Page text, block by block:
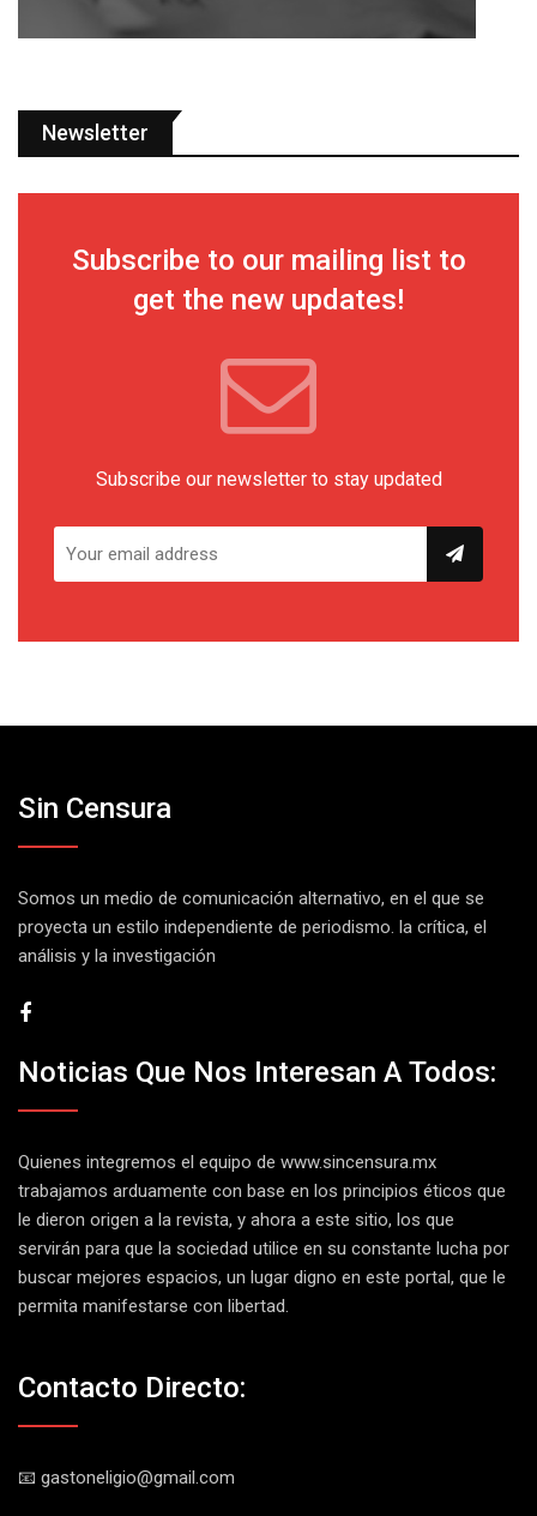
Newsletter
Subscribe to our mailing list to
get the new updates!
Subscribe our newsletter to stay updated
Sin Censura
Somos un medio de comunicación alternativo, en el que se
proyecta un estilo independiente de periodismo. la crítica, el
análisis y la investigación
Noticias Que Nos Interesan A Todos:
Quienes integremos el equipo de www.sincensura.mx
trabajamos arduamente con base en los principios éticos que
le dieron origen a la revista, y ahora a este sitio, los que
servirán para que la sociedad utilice en su constante lucha por
buscar mejores espacios, un lugar digno en este portal, que le
permita manifestarse con libertad.
Contacto Directo:
📧 gastoneligio@gmail.com